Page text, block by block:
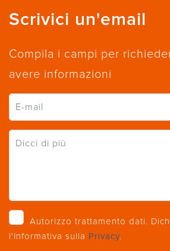
Scrivici un'email
Compila i campi per
avere informazioni
Autorizzo trattamento dati.
l'Informativa sulla Privacy.